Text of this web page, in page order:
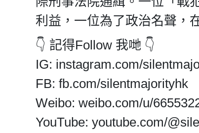
利益，一位為了政治名聲，
👇 記得Follow 我哋 👇
IG: instagram.com/
FB: fb.com/silentmajorityhk
Weibo: weibo.com/u/
​​​​​​​YouTube: youtube.com/